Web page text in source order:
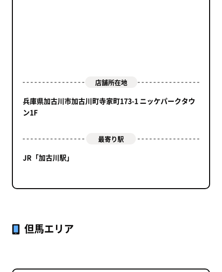
店舗所在地
兵庫県加古川市加古川町寺家町173-1 ニッケパークタウ
ン1F
最寄り駅
JR「加古川駅」
但馬エリア